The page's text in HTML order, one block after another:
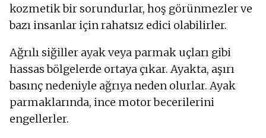
kozmetik bir sorundurlar, hoş görünmezler ve
bazı insanlar için rahatsız edici olabilirler.
Ağrılı siğiller ayak veya parmak uçları gibi
hassas bölgelerde ortaya çıkar. Ayakta, aşırı
basınç nedeniyle ağrıya neden olurlar. Ayak
parmaklarında, ince motor becerilerini
engellerler.